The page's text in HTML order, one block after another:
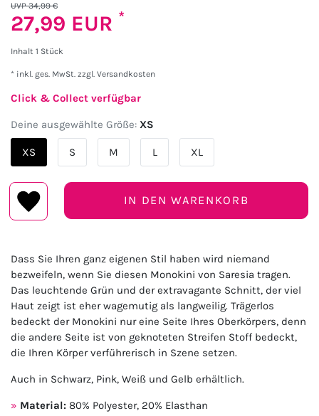
UVP 34,99 €
27,99 EUR *
Inhalt 1 Stück
* inkl. ges. MwSt. zzgl. Versandkosten
Click & Collect verfügbar
Deine ausgewählte Größe: XS
XS S M L XL
IN DEN WARENKORB
Dass Sie Ihren ganz eigenen Stil haben wird niemand
bezweifeln, wenn Sie diesen Monokini von Saresia tragen.
Das leuchtende Grün und der extravagante Schnitt, der viel
Haut zeigt ist eher wagemutig als langweilig. Trägerlos
bedeckt der Monokini nur eine Seite Ihres Oberkörpers, denn
die andere Seite ist von geknoteten Streifen Stoff bedeckt,
die Ihren Körper verführerisch in Szene setzen.
Auch in Schwarz, Pink, Weiß und Gelb erhältlich.
Material: 80% Polyester, 20% Elasthan